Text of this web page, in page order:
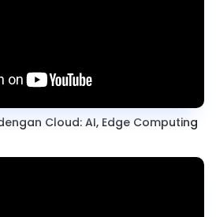
Cloud: AI, Edge Computing